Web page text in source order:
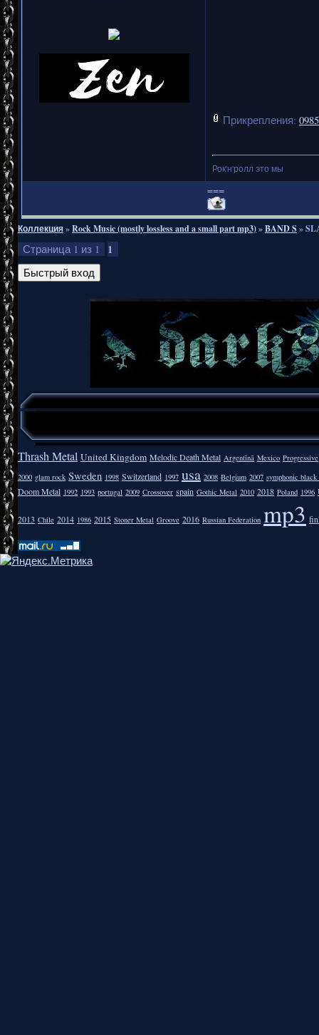
Прикрепления:
Рок'н'ролл это мы
===
Коллекция»Rock Music (mostly lossless and a small part mp3)»BAND S »
Страница 1 из 1 1
Thrash Metal United Kingdom Melodic Death Metal Argentīnā Mexico Progressive
2000 glam rock Sweden 1998 Switzerland 1997 usa 2008 Belgium 2007 symphonic
Doom Metal 1992 1993 portugal 2009 Crossover spain Gothic Metal 2010 2018 Poland 1996
2013 Chile 2014 1986 2015 Stoner Metal Groove 2016 Russian Federation mp3